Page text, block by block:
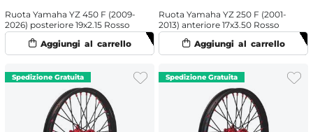
Ruota Yamaha YZ 450 F (2009-
2026) posteriore 19x2.15 Rosso
Ruota Yamaha YZ 250 F (2001-
2013) anteriore 17x3.50 Rosso